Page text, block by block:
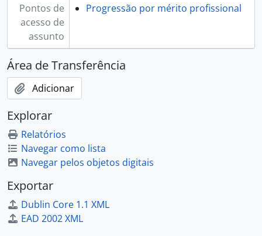
Pontos de
acesso de
assunto
Progressão por mérito profissional
Área de Transferência
Adicionar
Explorar
Relatórios
Navegar como lista
Navegar pelos objetos digitais
Exportar
Dublin Core 1.1 XML
EAD 2002 XML